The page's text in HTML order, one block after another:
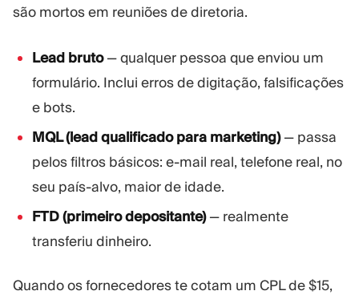
são mortos em reuniões de diretoria.
Lead bruto— qualquer pessoa que enviou um
formulário. Inclui erros de digitação, falsificações
e bots.
MQL (lead qualificado para marketing)— passa
pelos filtros básicos: e-mail real, telefone real, no
seu país-alvo, maior de idade.
FTD (primeiro depositante)— realmente
transferiu dinheiro.
Quando os fornecedores te cotam um CPL de $15,